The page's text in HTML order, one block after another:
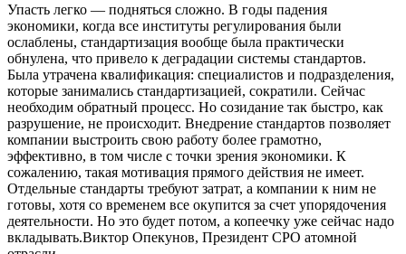
Упасть легко — подняться сложно. В годы падения
экономики, когда все институты регулирования были
ослаблены, стандартизация вообще была практически
обнулена, что привело к деградации системы стандартов.
Была утрачена квалификация: специалистов и подразделения,
которые занимались стандартизацией, сократили. Сейчас
необходим обратный процесс. Но созидание так быстро, как
разрушение, не происходит. Внедрение стандартов позволяет
компании выстроить свою работу более грамотно,
эффективно, в том числе с точки зрения экономики. К
сожалению, такая мотивация прямого действия не имеет.
Отдельные стандарты требуют затрат, а компании к ним не
готовы, хотя со временем все окупится за счет упорядочения
деятельности. Но это будет потом, а копеечку уже сейчас надо
вкладывать.Виктор Опекунов, Президент СРО атомной